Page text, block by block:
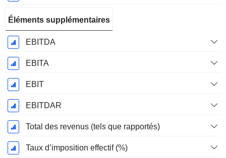
Éléments supplémentaires
EBITDA
EBITA
EBIT
EBITDAR
Total des revenus (tels que rapportés)
Taux d’imposition effectif (%)